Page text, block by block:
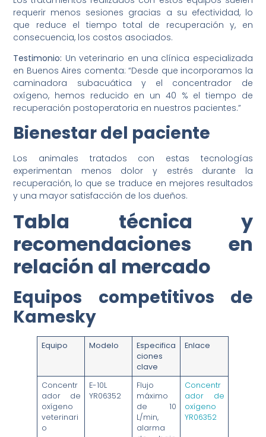
requerir menos sesiones gracias a su efectividad, lo
que reduce el tiempo total de recuperación y, en
consecuencia, los costos asociados.
Testimonio: Un veterinario en una clínica especializada
en Buenos Aires comenta: “Desde que incorporamos la
caminadora subacuática y el concentrador de
oxígeno, hemos reducido en un 40 % el tiempo de
recuperación postoperatoria en nuestros pacientes.”
Bienestar del paciente
Los animales tratados con estas tecnologías
experimentan menos dolor y estrés durante la
recuperación, lo que se traduce en mejores resultados
y una mayor satisfacción de los dueños.
Tabla técnica y
recomendaciones en
relación al mercado
Equipos competitivos de
Kamesky
Equipo Modelo
Especifica
ciones
clave
Enlace
Concentr
ador de
oxígeno
veterinari
o
E-10L
YR06352
Flujo
máximo
de 10
L/min,
alarma
Concentr
ador de
oxígeno
YR06352